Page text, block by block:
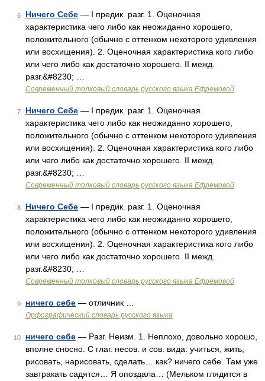
6 Ничего Себе — I предик. разг. 1. Оценочная
характеристика чего либо как неожиданно хорошего,
положительного (обычно с оттенком некоторого удивления
или восхищения). 2. Оценочная характеристика кого либо
или чего либо как достаточно хорошего. II межд.
разг.&#8230; …
Современный толковый словарь русского языка Ефремовой
7 Ничего Себе — I предик. разг. 1. Оценочная
характеристика чего либо как неожиданно хорошего,
положительного (обычно с оттенком некоторого удивления
или восхищения). 2. Оценочная характеристика кого либо
или чего либо как достаточно хорошего. II межд.
разг.&#8230; …
Современный толковый словарь русского языка Ефремовой
8 Ничего Себе — I предик. разг. 1. Оценочная
характеристика чего либо как неожиданно хорошего,
положительного (обычно с оттенком некоторого удивления
или восхищения). 2. Оценочная характеристика кого либо
или чего либо как достаточно хорошего. II межд.
разг.&#8230; …
Современный толковый словарь русского языка Ефремовой
9 ничего себе — отличник …
Орфографический словарь русского языка
10 ничего себе — Разг. Неизм. 1. Неплохо, довольно хорошо,
вполне сносно. С глаг. несов. и сов. вида: учиться, жить,
рисовать, нарисовать, сделать… как? ничего себе. Там уже
завтракать садятся… Я опоздала… (Мельком глядится в